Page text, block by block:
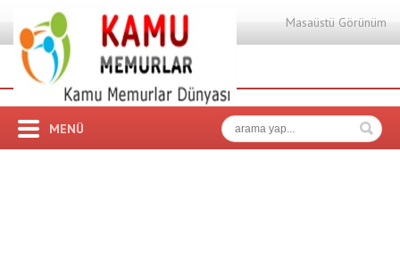
Masaüstü Görünüm
MENÜ